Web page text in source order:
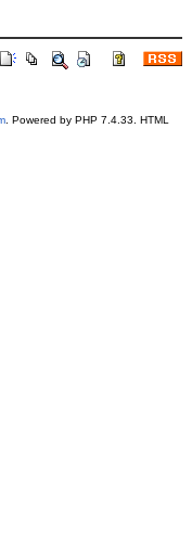
. Powered by PHP 7.4.33. HTML